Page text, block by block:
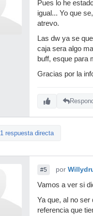
Pues lo he
igual... Yo que
atrevo.
Las dw ya se
caja sera algo
buff, esque para
Gracias por la
1 respuesta directa
#5 por
Vamos a ver si
Ya que, al no
referencia que